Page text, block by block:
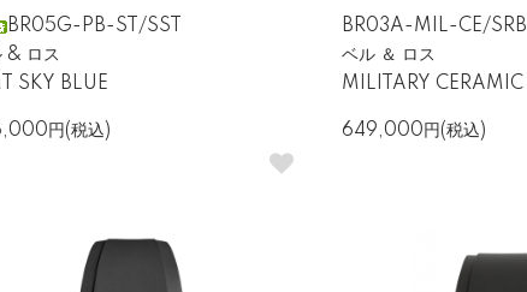
BR05G-PB-ST/SST
& ロス
SKY BLUE
円(税込)
BR03A-MIL-CE/SRB
ベル ＆ ロス
MILITARY CERAMIC
649,000円(税込)